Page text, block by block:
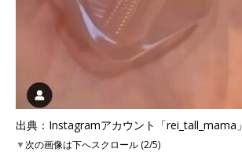
出典：Instagramアカウント「rei_tall_mama」
▼次の画像は下へスクロール (2/5)